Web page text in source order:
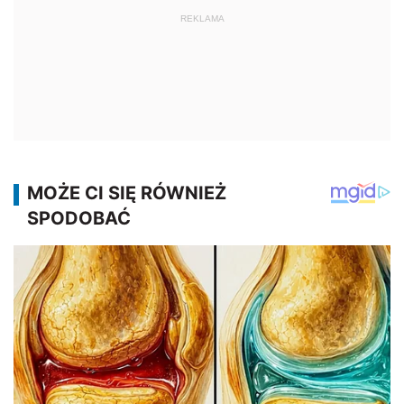
REKLAMA